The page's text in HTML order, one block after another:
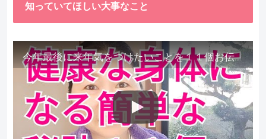
知っていてほしい大事なこと
今年最後に来年気をつけたいことを１１個お伝えします。